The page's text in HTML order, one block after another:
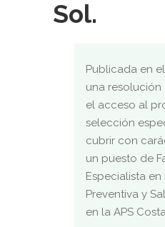
Sol.
Publicada en
una
el acceso al
selección
cubrir con
un puesto de
Especialista
Preventiva y
en la APS